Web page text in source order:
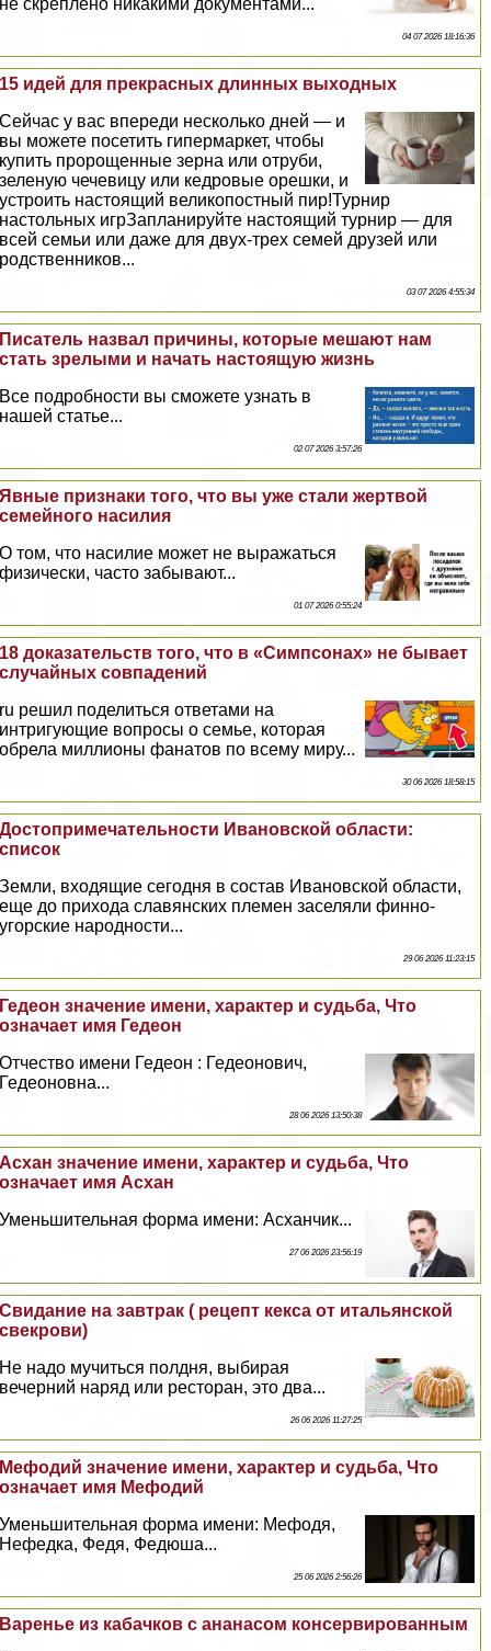
04 07 2026 18:16:36
15 идей для прекрасных длинных выходных
Сейчас у вас впереди несколько дней — и
вы можете посетить гипермаркет, чтобы
купить пророщенные зерна или отруби,
зеленую чечевицу или кедровые орешки, и
устроить настоящий великопостный пир!Турнир
настольных игрЗапланируйте настоящий турнир — для
всей семьи или даже для двух-трех семей друзей или
родственников...
03 07 2026 4:55:34
Писатель назвал причины, которые мешают нам
стать зрелыми и начать настоящую жизнь
Все подробности вы сможете узнать в
нашей статье...
02 07 2026 3:57:26
Явные признаки того, что вы уже стали жертвой
семейного насилия
О том, что насилие может не выражаться
физически, часто забывают...
01 07 2026 0:55:24
18 доказательств того, что в «Симпсонах» не бывает
случайных совпадений
ru решил поделиться ответами на
интригующие вопросы о семье, которая
обрела миллионы фанатов по всему миру...
30 06 2026 18:58:15
Достопримечательности Ивановской области:
список
Земли, входящие сегодня в состав Ивановской области,
еще до прихода славянских племен заселяли финно-
угорские народности...
29 06 2026 11:23:15
Гедеон значение имени, хаpaктер и судьба, Что
означает имя Гедеон
Отчество имени Гедеон : Гедеонович,
Гедеоновна...
28 06 2026 13:50:38
Асхан значение имени, хаpaктер и судьба, Что
означает имя Асхан
Уменьшительная форма имени: Асханчик...
27 06 2026 23:56:19
Свидание на завтpaк ( рецепт кекса от итальянской
свекрови)
Не надо мучиться полдня, выбирая
вечерний наряд или ресторан, это два...
26 06 2026 11:27:25
Мефодий значение имени, хаpaктер и судьба, Что
означает имя Мефодий
Уменьшительная форма имени: Мефодя,
Нефедка, Федя, Федюша...
25 06 2026 2:56:26
Варенье из кабачков с ананасом консервированным